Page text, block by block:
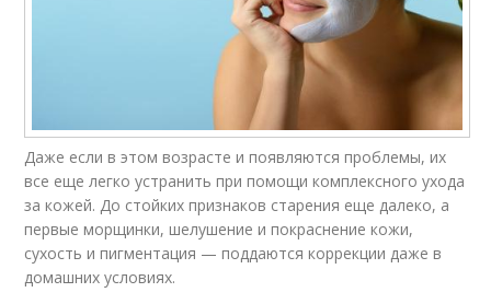
Даже если в этом возрасте и появляются проблемы, их
все еще легко устранить при помощи комплексного ухода
за кожей. До стойких признаков старения еще далеко, а
первые морщинки, шелушение и покраснение кожи,
сухость и пигментация — поддаются коррекции даже в
домашних условиях.